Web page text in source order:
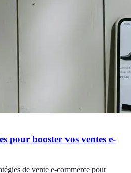
pour booster vos ventes e-
de vente e-commerce pour